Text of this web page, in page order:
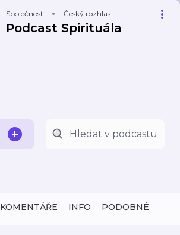
Společnost Český rozhlas
Podcast Spirituála
KOMENTÁŘE INFO PODOBNÉ